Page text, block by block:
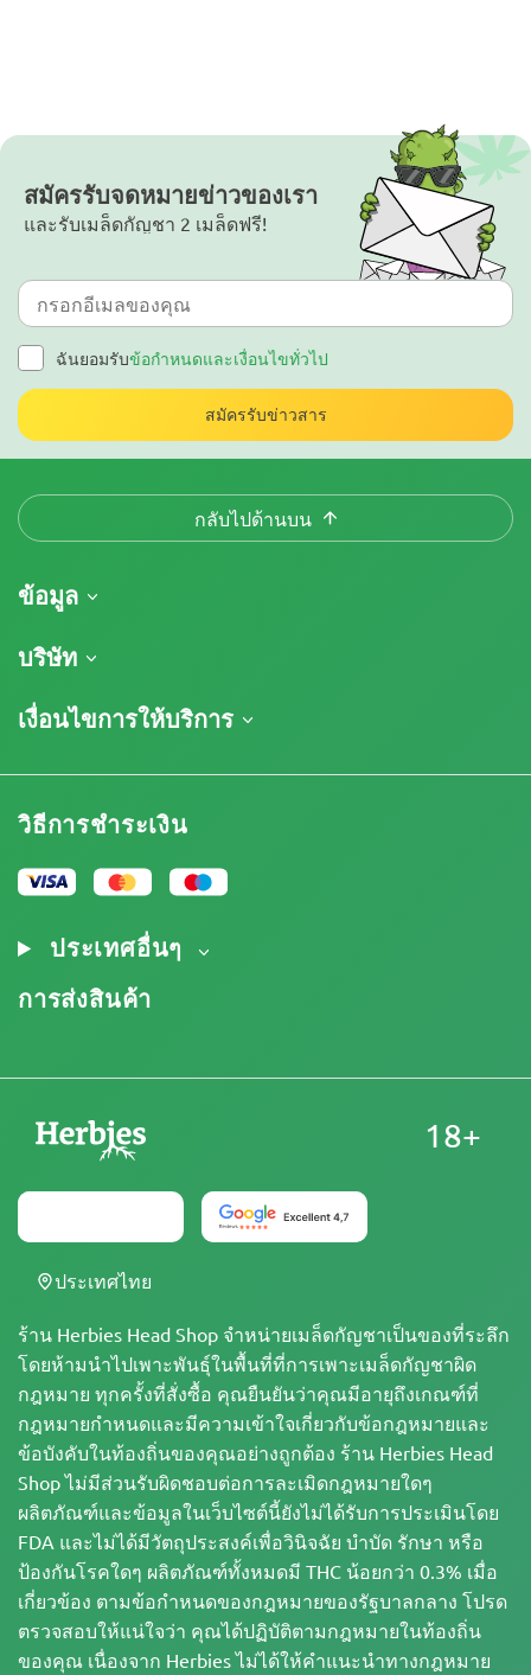
สมัครรับจดหมายข่าวของเรา
และรับเมล็ดกัญชา 2 เมล็ดฟรี!
ฉันยอมรับข้อกำหนดและเงื่อนไขทั่วไป
สมัครรับข่าวสาร
กลับไปด้านบน
ข้อมูล
การจัดส่งสินค้า
นโยบายการคืนสินค้า
โปรโมชั่น
บริษัท
เกี่ยวกับเรา
บทวิจารณ์
โปรแกรมพันธมิตรกัญชา
แผนผังเว็บไซต์
เงื่อนไขการให้บริการ
ข้อกำหนดและเงื่อนไข
การปฏิเสธความรับผิดโดยข้อจำกัดความรับผิดชอบ
นโยบายความเป็นส่วนตัว
นโยบายการใช้คุกกี้
วิธีการชำระเงิน
ประเทศอื่นๆ
การส่งสินค้า
ร้าน Herbies Head Shop จำหน่ายเมล็ดกัญชาเป็นของที่ระลึก
โดยห้ามนำไปเพาะพันธุ์ในพื้นที่ที่การเพาะเมล็ดกัญชาผิด
กฎหมาย ทุกครั้งที่สั่งซื้อ คุณยืนยันว่าคุณมีอายุถึงเกณฑ์ที่
กฎหมายกำหนดและมีความเข้าใจเกี่ยวกับข้อกฎหมายและ
ข้อบังคับในท้องถิ่นของคุณอย่างถูกต้อง ร้าน Herbies Head
Shop ไม่มีส่วนรับผิดชอบต่อการละเมิดกฎหมายใดๆ
ผลิตภัณฑ์และข้อมูลในเว็บไซต์นี้ยังไม่ได้รับการประเมินโดย
FDA และไม่ได้มีวัตถุประสงค์เพื่อวินิจฉัย บำบัด รักษา หรือ
ป้องกันโรคใดๆ ผลิตภัณฑ์ทั้งหมดมี THC น้อยกว่า 0.3% เมื่อ
เกี่ยวข้อง ตามข้อกำหนดของกฎหมายของรัฐบาลกลาง โปรด
ตรวจสอบให้แน่ใจว่า คุณได้ปฏิบัติตามกฎหมายในท้องถิ่น
ของคุณ เนื่องจาก Herbies ไม่ได้ให้คำแนะนำทางกฎหมาย
18+
ประเทศไทย